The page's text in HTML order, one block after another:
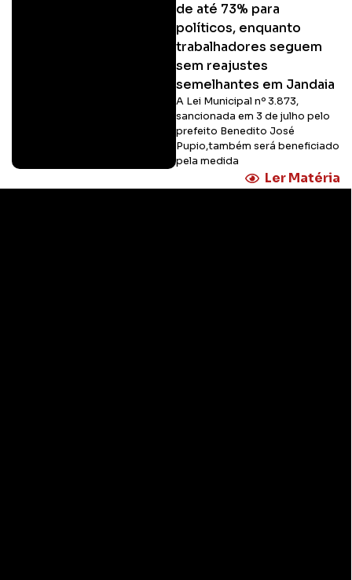
de até 73% para
políticos, enquanto
trabalhadores seguem
sem reajustes
semelhantes em Jandaia
A Lei Municipal nº 3.873,
sancionada em 3 de julho pelo
prefeito Benedito José
Pupio,também será beneficiado
pela medida
Ler Matéria